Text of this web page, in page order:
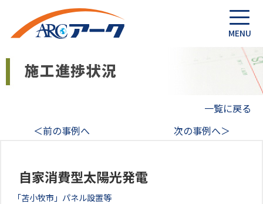
一覧に戻る
＜前の事例へ
次の事例へ＞
自家消費型太陽光発電
「苫小牧市」パネル設置等